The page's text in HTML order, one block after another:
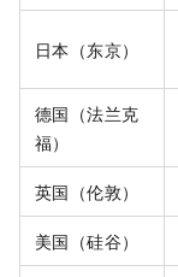
日本（东京）
德国（法兰克
福）
英国（伦敦）
美国（硅谷）